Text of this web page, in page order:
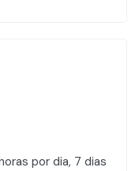
por dia, 7 dias